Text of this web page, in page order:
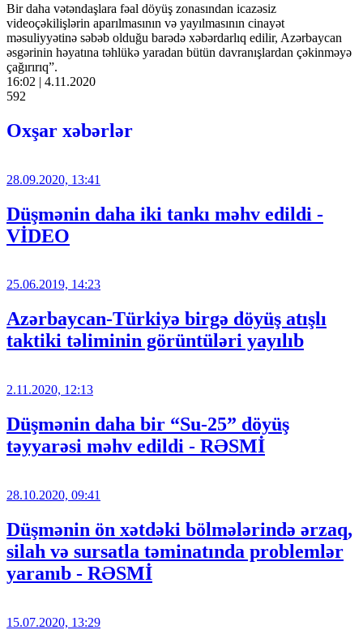
Bir daha vətəndaşlara fəal döyüş zonasından icazəsiz
videoçəkilişlərin aparılmasının və yayılmasının cinayət
məsuliyyətinə səbəb olduğu barədə xəbərdarlıq edilir, Azərbaycan
əsgərinin həyatına təhlükə yaradan bütün davranışlardan çəkinməyə
çağırırıq”.
16:02 | 4.11.2020
592
Oxşar xəbərlər
28.09.2020, 13:41
Düşmənin daha iki tankı məhv edildi -
VİDEO
25.06.2019, 14:23
Azərbaycan-Türkiyə birgə döyüş atışlı
taktiki təliminin görüntüləri yayılıb
2.11.2020, 12:13
Düşmənin daha bir “Su-25” döyüş
təyyarəsi məhv edildi - RƏSMİ
28.10.2020, 09:41
Düşmənin ön xətdəki bölmələrində ərzaq,
silah və sursatla təminatında problemlər
yaranıb - RƏSMİ
15.07.2020, 13:29